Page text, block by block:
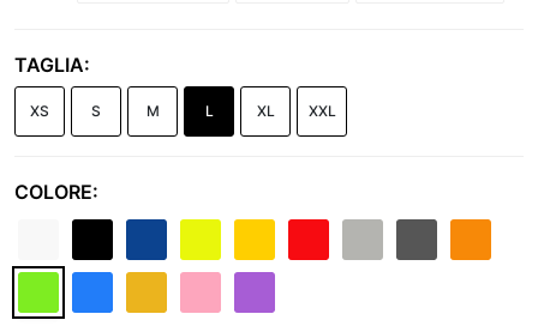
TAGLIA:
XS S M L XL XXL
COLORE: